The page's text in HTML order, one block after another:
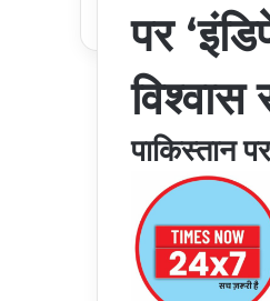
पर
विश्वास
पाकिस्तान